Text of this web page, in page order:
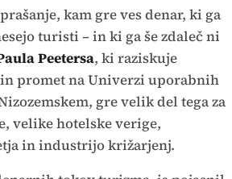
kam gre ves denar, ki ga
turisti – in ki ga še zdaleč ni
Peetersa, ki raziskuje
promet na Univerzi uporabnih
gre velik del tega za
velike hotelske verige,
in industrijo križarjenj.